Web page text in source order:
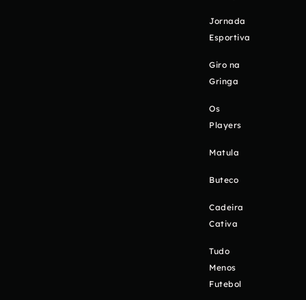
Jornada
Esportiva
Giro na
Gringa
Os
Players
Matula
Buteco
Cadeira
Cativa
Tudo
Menos
Futebol